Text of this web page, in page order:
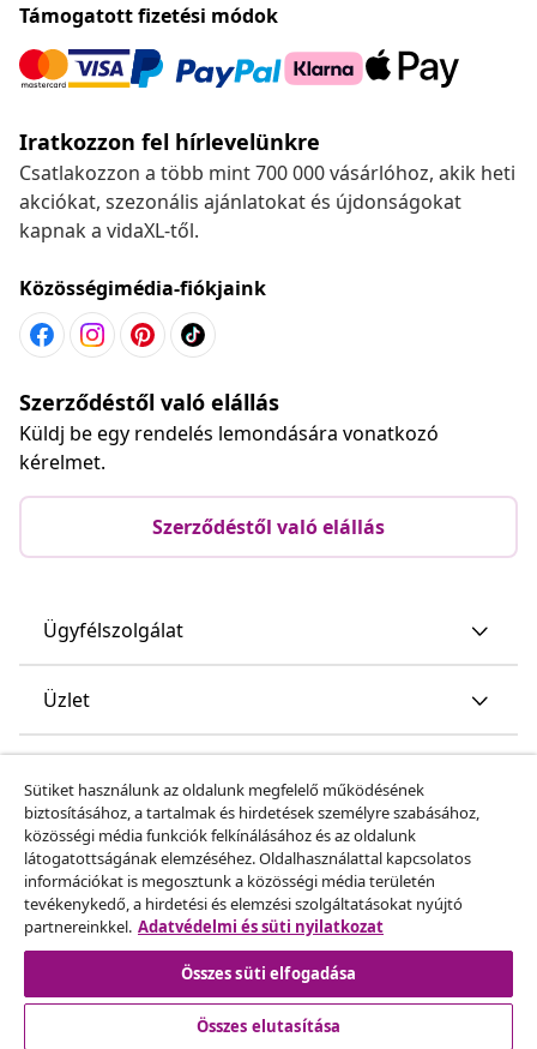
Támogatott fizetési módok
Iratkozzon fel hírlevelünkre
Csatlakozzon a több mint 700 000 vásárlóhoz, akik heti
akciókat, szezonális ajánlatokat és újdonságokat
kapnak a vidaXL-től.
Közösségimédia-fiókjaink
Szerződéstől való elállás
Küldj be egy rendelés lemondására vonatkozó
kérelmet.
Szerződéstől való elállás
Ügyfélszolgálat
Üzlet
Fedezz fel többet
© 2008-2026 vidaXL A www.vidaxl.hu a vidaXL Marketplace
Sütiket használunk az oldalunk megfelelő működésének
biztosításához, a tartalmak és hirdetések személyre szabásához,
közösségi média funkciók felkínálásához és az oldalunk
látogatottságának elemzéséhez. Oldalhasználattal kapcsolatos
információkat is megosztunk a közösségi média területén
tevékenykedő, a hirdetési és elemzési szolgáltatásokat nyújtó
partnereinkkel. Adatvédelmi és süti nyilatkozat
Összes süti elfogadása
Összes elutasítása